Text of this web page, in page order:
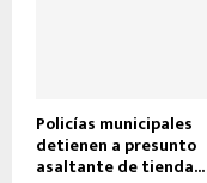
Policías municipales
detienen a presunto
asaltante de tienda...